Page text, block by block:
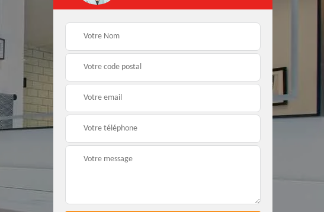
de parquet 92
de-Seine
Rénovation salle de
bain 92 Hauts-de-
Seine
92 Hauts-de-Seine